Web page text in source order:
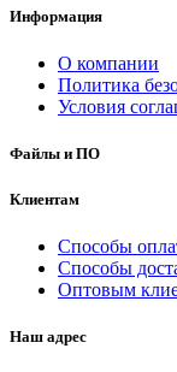
Информация
О компании
Политика
Условия
Файлы и ПО
Клиентам
Способы
Способы
Оптовым
Наш адрес